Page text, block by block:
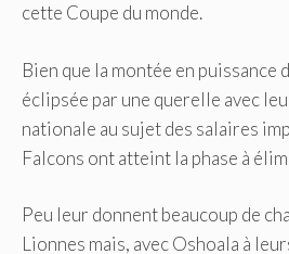
cette Coupe du monde.
Bien que la montée en puissance
éclipsée par une querelle avec
nationale au sujet des salaires
Falcons ont atteint la phase à
Peu leur donnent beaucoup de
Lionnes mais, avec Oshoala à